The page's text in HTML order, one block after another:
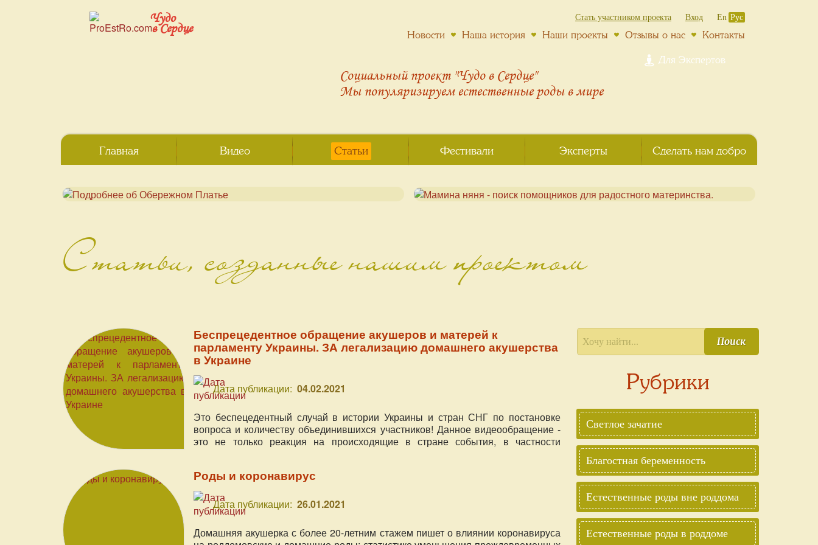
Чудо
в Сердце
Социальный проект "Чудо в Сердце"
Мы популяризируем естественные роды в мире
Статьи, созданные нашим проектом
Беспрецедентное обращение акушеров и матерей к
парламенту Украины. ЗА легализацию домашнего акушерства
в Украине
Дата публикации: 04.02.2021
Это беспецедентный случай в истории Украины и стран СНГ по постановке
вопроса и количеству объединившихся участников! Данное видеообращение -
это не только реакция на происходящие в стране события, в частности
проблему, которая уже не один год требует к себе внимания и решения в МОЗ.
Роды и коронавирус
Дата публикации: 26.01.2021
Домашняя акушерка с более 20-летним стажем пишет о влиянии коронавируса
Поиск
Рубрики
Светлое зачатие
Благостная беременность
Естественные роды вне роддома
Естественные роды в роддоме
Стать участником проекта Вход En Рус
Новости Наша история Наши проекты Отзывы о нас Контакты
Главная Видео Статьи Фестивали Эксперты Сделать нам добро
Для Экспертов